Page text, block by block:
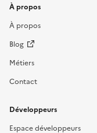
À propos
À propos
Blog
Métiers
Contact
Développeurs
Espace développeurs